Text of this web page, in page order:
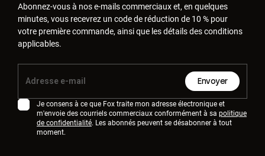
Abonnez-vous à nos e-mails commerciaux et, en quelques
minutes, vous recevrez un code de réduction de 10 % pour
votre première commande, ainsi que les détails des conditions
applicables.
Envoyer
Je consens à ce que Fox traite mon adresse électronique et
m'envoie des courriels commerciaux conformément à sa politique
de confidentialité. Les abonnés peuvent se désabonner à tout
moment.